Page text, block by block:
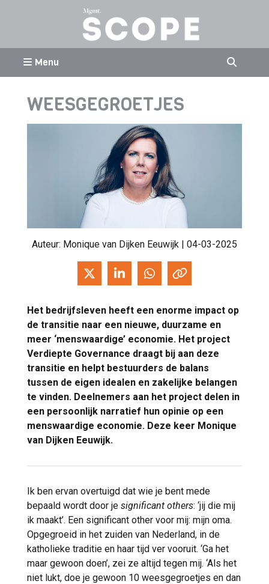
Menu
WEESGEGROETJES
Auteur: Monique van Dijken Eeuwijk | 04-03-2025
Het bedrijfsleven heeft een enorme impact op
de transitie naar een nieuwe, duurzame en
meer ‘menswaardige’ economie. Het project
Verdiepte Governance draagt bij aan deze
transitie en helpt bestuurders de balans
tussen de eigen idealen en zakelijke belangen
te vinden. Deelnemers aan het project delen in
een persoonlijk narratief hun opinie op een
menswaardige economie. Deze keer Monique
van Dijken Eeuwijk.
Ik ben ervan overtuigd dat wie je bent mede
bepaald wordt door je significant others: ‘jij die mij
ik maakt’. Een significant other voor mij: mijn oma.
Opgegroeid in het zuiden van Nederland, in de
katholieke traditie en haar tijd ver vooruit. ‘Ga het
maar gewoon doen’, zei ze altijd tegen mij. ‘Als het
niet lukt, doe je gewoon 10 weesgegroetjes en dan